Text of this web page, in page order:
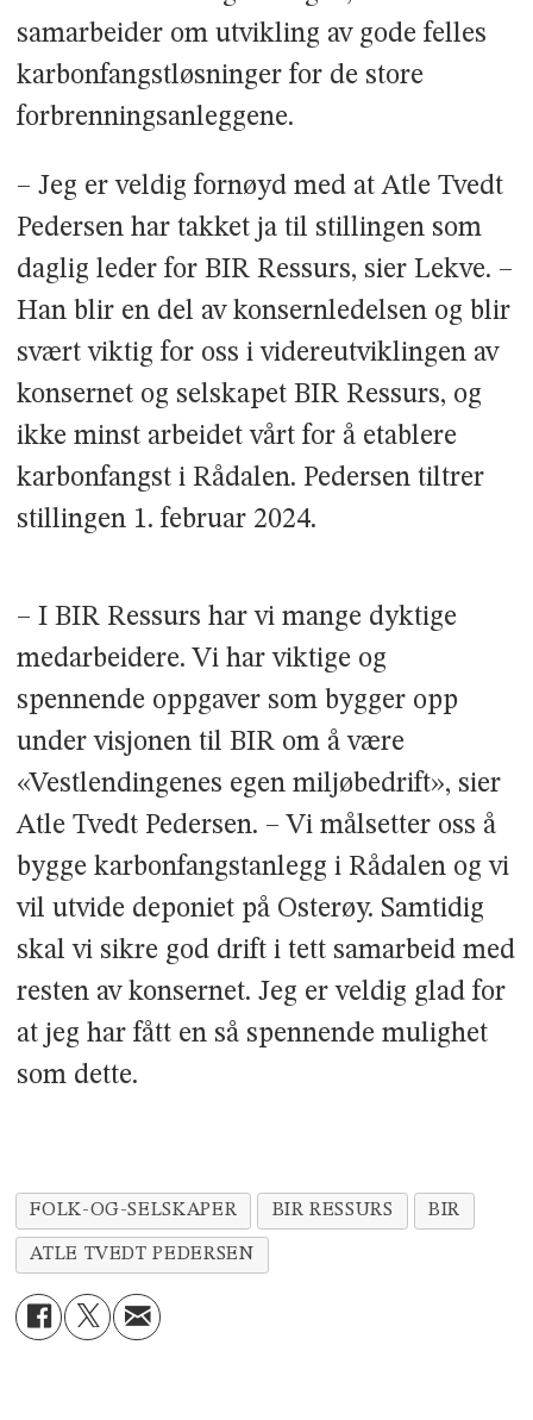
samarbeider om utvikling av gode felles
karbonfangstløsninger for de store
forbrenningsanleggene.
– Jeg er veldig fornøyd med at Atle Tvedt
Pedersen har takket ja til stillingen som
daglig leder for BIR Ressurs, sier Lekve. –
Han blir en del av konsernledelsen og blir
svært viktig for oss i videreutviklingen av
konsernet og selskapet BIR Ressurs, og
ikke minst arbeidet vårt for å etablere
karbonfangst i Rådalen. Pedersen tiltrer
stillingen 1. februar 2024.
– I BIR Ressurs har vi mange dyktige
medarbeidere. Vi har viktige og
spennende oppgaver som bygger opp
under visjonen til BIR om å være
«Vestlendingenes egen miljøbedrift», sier
Atle Tvedt Pedersen. – Vi målsetter oss å
bygge karbonfangstanlegg i Rådalen og vi
vil utvide deponiet på Osterøy. Samtidig
skal vi sikre god drift i tett samarbeid med
resten av konsernet. Jeg er veldig glad for
at jeg har fått en så spennende mulighet
som dette.
FOLK-OG-SELSKAPER BIR RESSURS BIR
ATLE TVEDT PEDERSEN